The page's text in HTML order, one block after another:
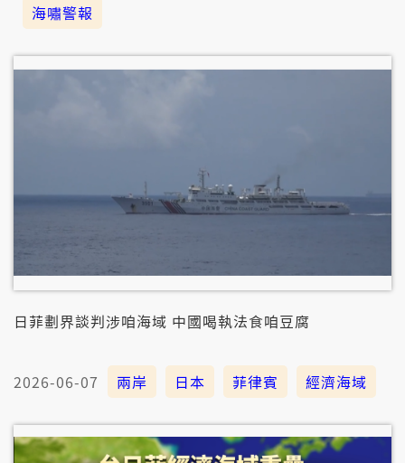
海嘯警報
日菲劃界談判涉咱海域 中國喝執法食咱豆腐
2026-06-07 兩岸 日本 菲律賓 經濟海域